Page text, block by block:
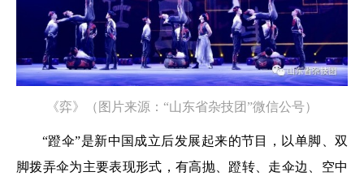
《弈》（图片来源：“山东省杂技团”微信公号）
“蹬伞”是新中国成立后发展起来的节目，以单脚、双
脚拨弄伞为主要表现形式，有高抛、蹬转、走伞边、空中